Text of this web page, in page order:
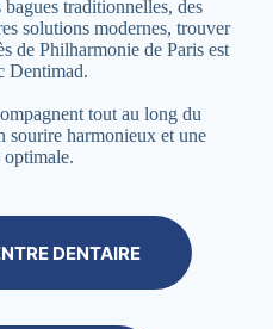
traditionnelles, des
solutions modernes, trouver
de Philharmonie de Paris est
Dentimad.
tout au long du
sourire harmonieux et une
DENTAIRE